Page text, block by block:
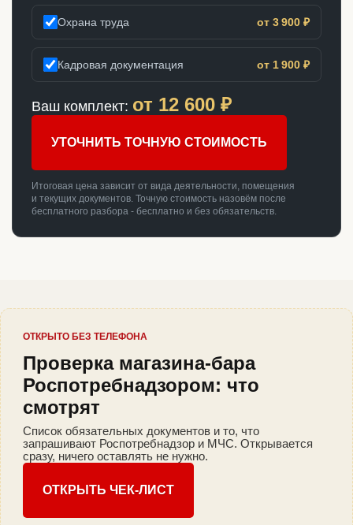
Охрана труда от 3 900 ₽
Кадровая документация от 1 900 ₽
Ваш комплект: от 12 600 ₽
УТОЧНИТЬ ТОЧНУЮ СТОИМОСТЬ
Итоговая цена зависит от вида деятельности, помещения
и текущих документов. Точную стоимость назовём после
бесплатного разбора - бесплатно и без обязательств.
ОТКРЫТО БЕЗ ТЕЛЕФОНА
Проверка магазина-бара
Роспотребнадзором: что
смотрят
Список обязательных документов и то, что
запрашивают Роспотребнадзор и МЧС. Открывается
сразу, ничего оставлять не нужно.
ОТКРЫТЬ ЧЕК-ЛИСТ